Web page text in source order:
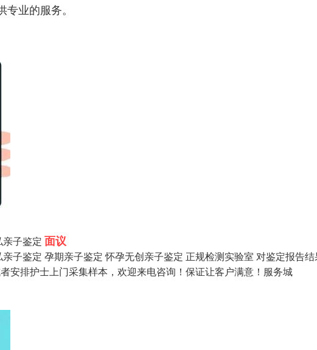
业的服务。
子鉴定 面议
子鉴定 孕期亲子鉴定 怀孕无创亲子鉴定 正规检测实验室 对鉴定报告
安排护士上门采集样本，欢迎来电咨询！保证让客户满意！服务城